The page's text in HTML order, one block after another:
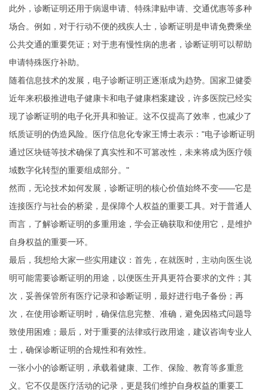
此外，诊断证明还用于病退申请、特殊津贴申请、交通优惠等多种
场合。例如，对于行动不便的残疾人士，诊断证明是申请免费乘坐
公共交通的重要凭证；对于患有慢性病的患者，诊断证明可以帮助
申请特殊医疗补助。
随着信息技术的发展，电子诊断证明正逐渐成为趋势。国家卫健委
近年来积极推进电子健康卡和电子健康档案建设，许多医院已经实
现了诊断证明的电子化开具和验证。这不仅提高了效率，也减少了
纸质证明的伪造风险。医疗信息化专家王博士表示："电子诊断证明
通过区块链等技术确保了真实性和不可篡改性，未来将成为医疗领
域数字化转型的重要组成部分。"
然而，无论技术如何发展，诊断证明的核心价值始终不变——它是
连接医疗与社会的桥梁，是保障个人权益的重要工具。对于普通人
而言，了解诊断证明的多重用途，学会正确获取和使用它，是维护
自身权益的重要一环。
最后，我想给大家一些实用建议：首先，在就医时，主动向医生说
明可能需要诊断证明的用途，以便医生开具更符合要求的文件；其
次，妥善保管所有医疗记录和诊断证明，最好进行电子备份；再
次，在使用诊断证明时，确保信息完整、准确，避免因格式问题导
致使用困难；最后，对于重要的法律或行政用途，建议咨询专业人
士，确保诊断证明的合规性和有效性。
一张小小的诊断证明，承载着健康、工作、保险、教育等多重意
义。它不仅是医疗活动的记录，更是我们维护自身权益的重要工